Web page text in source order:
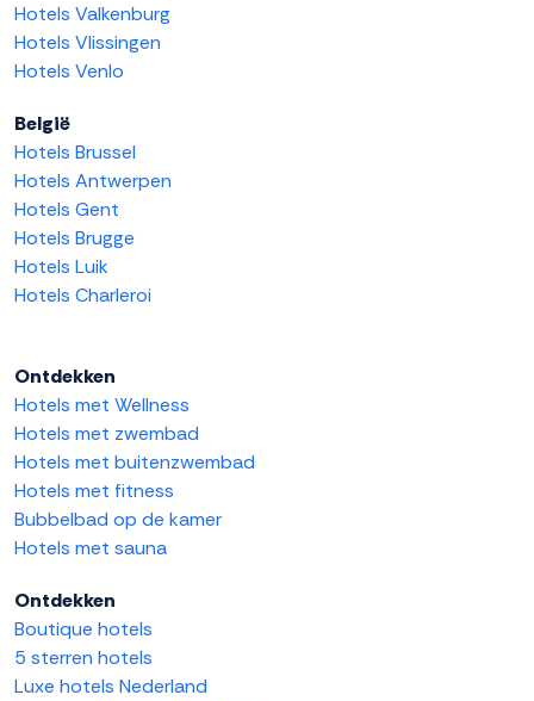
Hotels Valkenburg
Hotels Vlissingen
Hotels Venlo
België
Hotels Brussel
Hotels Antwerpen
Hotels Gent
Hotels Brugge
Hotels Luik
Hotels Charleroi
Ontdekken
Hotels met Wellness
Hotels met zwembad
Hotels met buitenzwembad
Hotels met fitness
Bubbelbad op de kamer
Hotels met sauna
Ontdekken
Boutique hotels
5 sterren hotels
Luxe hotels Nederland